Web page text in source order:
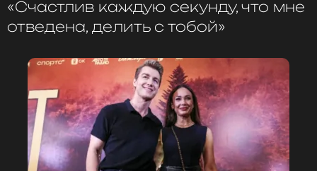
«Счастлив каждую секунду, что мне
отведена, делить с тобой»